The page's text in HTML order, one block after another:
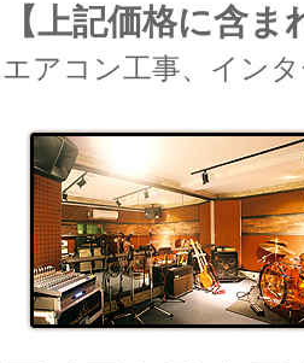
【上記価格に含ま
エアコン工事、イン